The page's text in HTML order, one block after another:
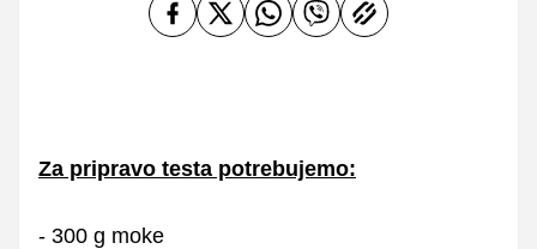
Za pripravo testa potrebujemo:
- 300 g moke